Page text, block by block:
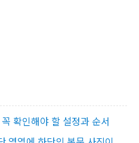
확인해야 할 설정과 순서